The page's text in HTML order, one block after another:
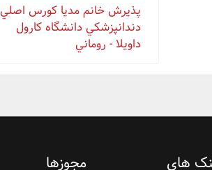
پذيرش خانم مدیا كورس اصلي
دندانپزشكي دانشگاه كارول
داويلا - روماني
های مجوزها